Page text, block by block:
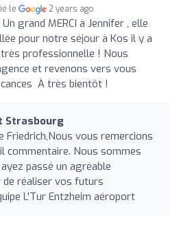
le 2 years ago
Un grand MERCI à Jennifer , elle
pour notre séjour à Kos il y a
professionnelle ! Nous
et revenons vers vous
À très bientôt !
Strasbourg
Friedrich,Nous vous remercions
commentaire. Nous sommes
passé un agréable
de réaliser vos futurs
L'Tur Entzheim aéroport